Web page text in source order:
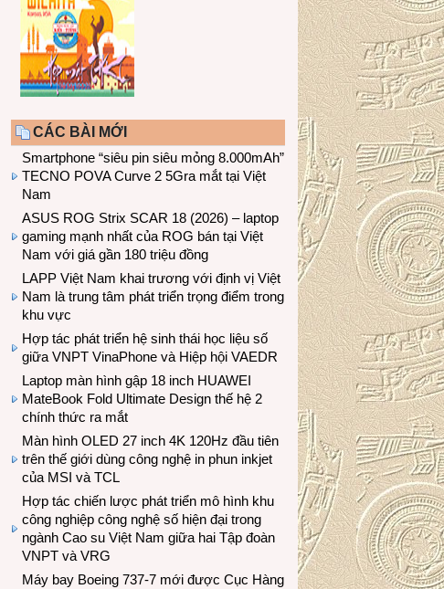
CÁC BÀI MỚI
Smartphone “siêu pin siêu mỏng 8.000mAh”
TECNO POVA Curve 2 5Gra mắt tại Việt
Nam
ASUS ROG Strix SCAR 18 (2026) – laptop
gaming mạnh nhất của ROG bán tại Việt
Nam với giá gần 180 triệu đồng
LAPP Việt Nam khai trương với định vị Việt
Nam là trung tâm phát triển trọng điểm trong
khu vực
Hợp tác phát triển hệ sinh thái học liệu số
giữa VNPT VinaPhone và Hiệp hội VAEDR
Laptop màn hình gập 18 inch HUAWEI
MateBook Fold Ultimate Design thế hệ 2
chính thức ra mắt
Màn hình OLED 27 inch 4K 120Hz đầu tiên
trên thế giới dùng công nghệ in phun inkjet
của MSI và TCL
Hợp tác chiến lược phát triển mô hình khu
công nghiệp công nghệ số hiện đại trong
ngành Cao su Việt Nam giữa hai Tập đoàn
VNPT và VRG
Máy bay Boeing 737-7 mới được Cục Hàng